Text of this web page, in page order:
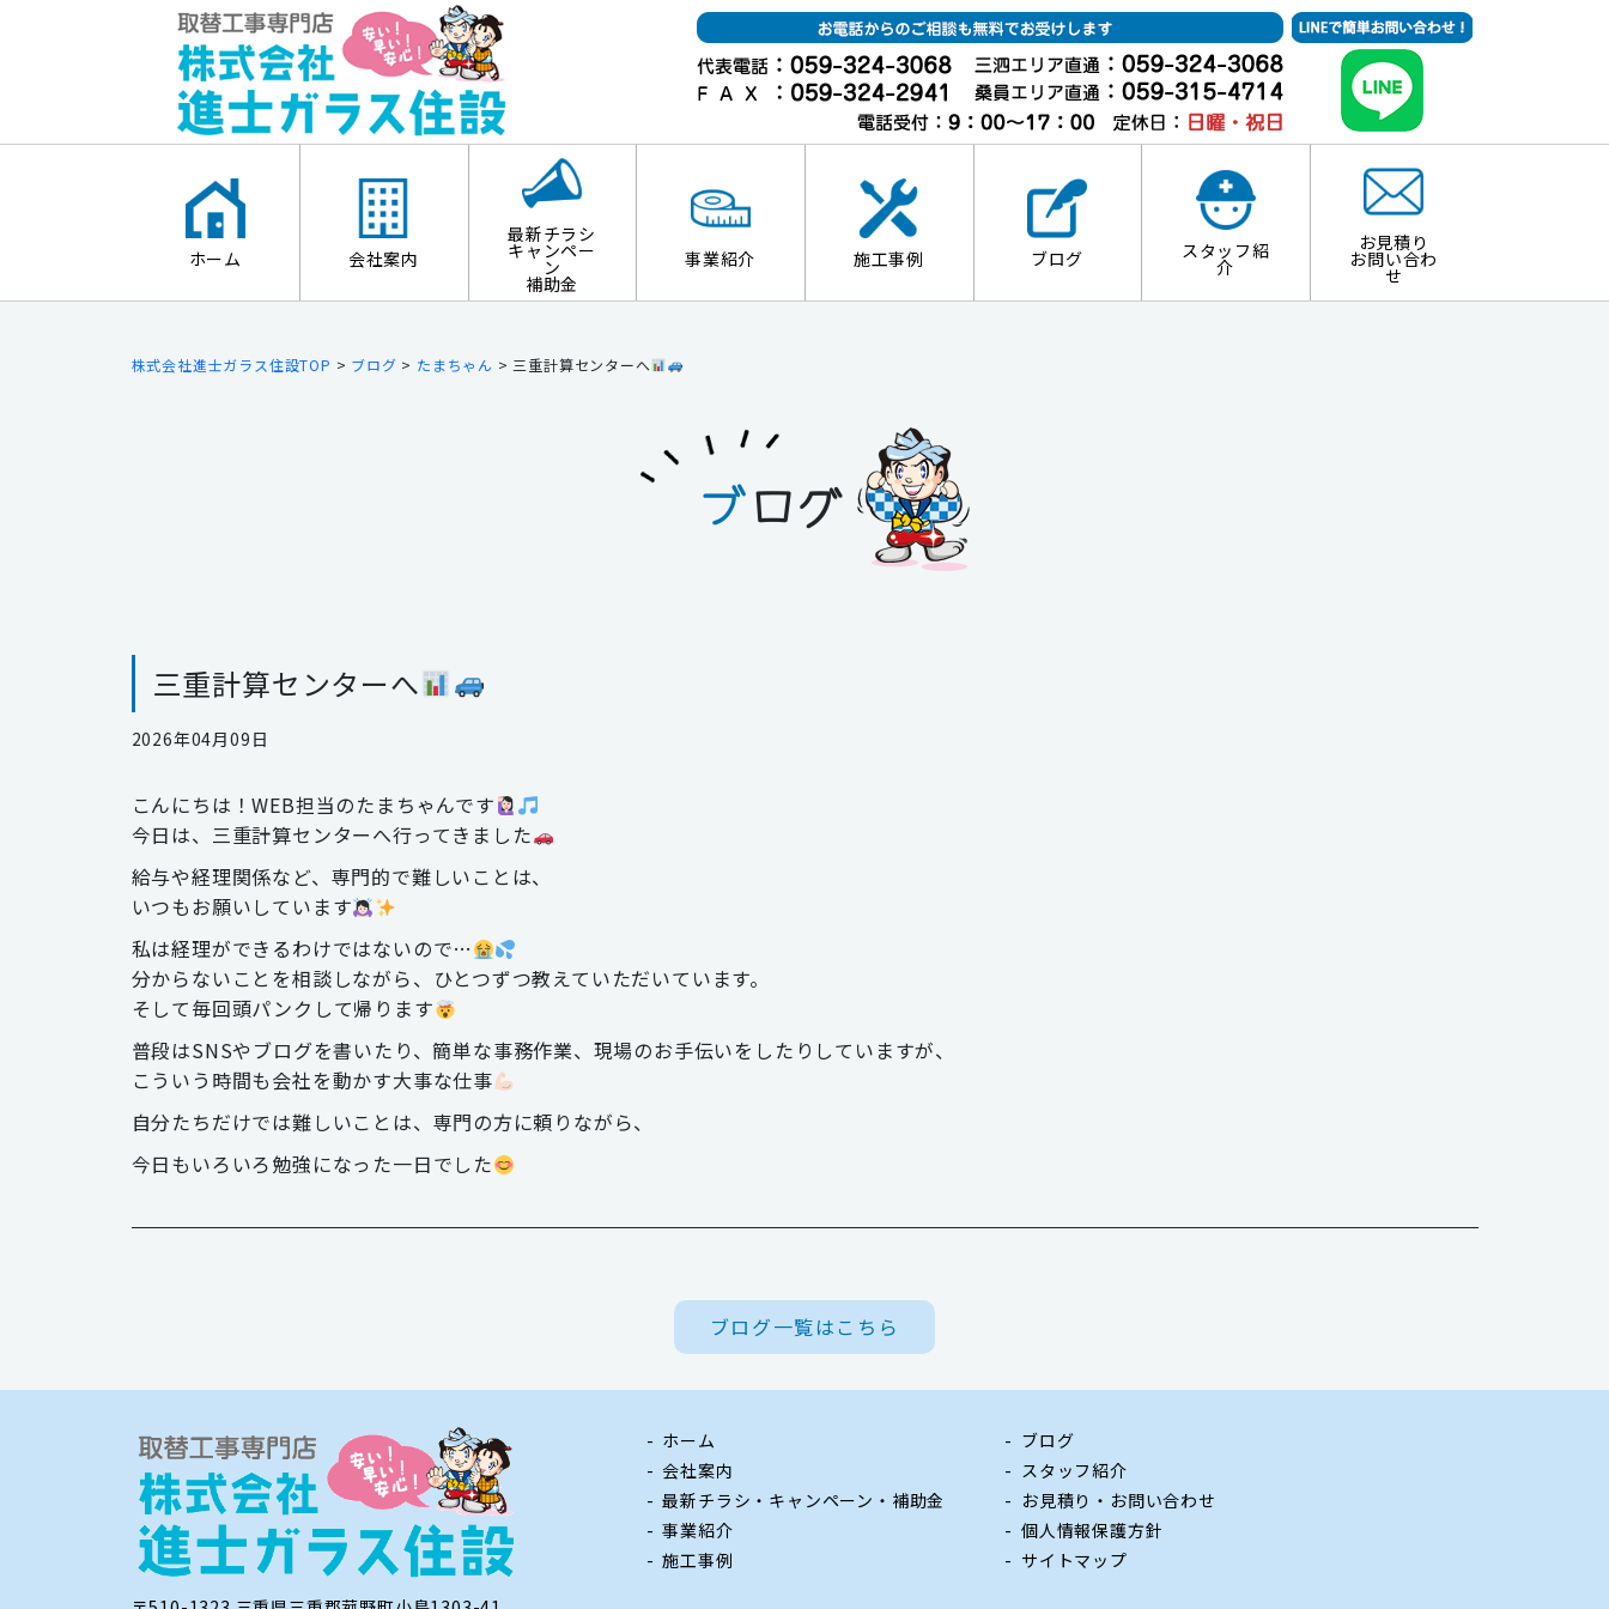
ホーム 会社案内
最新チラシ
キャンペー
ン
補助金
事業紹介 施工事例 ブログ スタッフ紹
介
お見積り
お問い合わ
せ
株式会社進士ガラス住設TOP > ブログ > たまちゃん > 三重計算センターへ
ブログ
三重計算センターへ
2026年04月09日
こんにちは！WEB担当のたまちゃんです
今日は、三重計算センターへ行ってきました
給与や経理関係など、専門的で難しいことは、
いつもお願いしています
私は経理ができるわけではないので…
分からないことを相談しながら、ひとつずつ教えていただいています。
そして毎回頭パンクして帰ります
普段はSNSやブログを書いたり、簡単な事務作業、現場のお手伝いをしたりしていますが、
こういう時間も会社を動かす大事な仕事
自分たちだけでは難しいことは、専門の方に頼りながら、
今日もいろいろ勉強になった一日でした
ブログ一覧はこちら
ホーム
会社案内
最新チラシ・キャンペーン・補助金
事業紹介
施工事例
ブログ
スタッフ紹介
お見積り・お問い合わせ
個人情報保護方針
サイトマップ